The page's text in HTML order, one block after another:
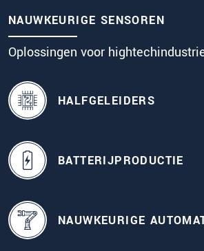
NAUWKEURIGE SENSOREN
Oplossingen voor
HALFGELEIDERS
BATTERIJPRODUCTIE
NAUWKEURIGE